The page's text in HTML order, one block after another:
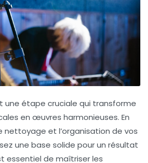
une étape cruciale qui transforme
en œuvres harmonieuses. En
et l’organisation de vos
une base solide pour un résultat
essentiel de maîtriser les